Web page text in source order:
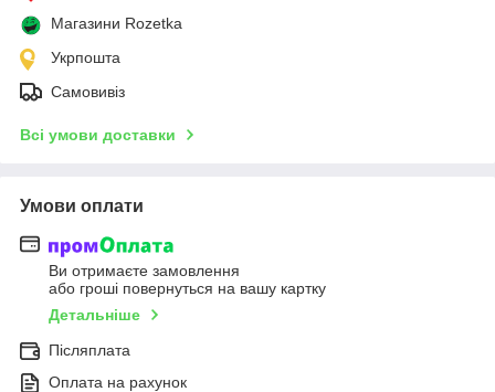
Магазини Rozetka
Укрпошта
Самовивіз
Всі умови доставки
Умови оплати
Ви отримаєте замовлення
або гроші повернуться на вашу картку
Детальніше
Післяплата
Оплата на рахунок